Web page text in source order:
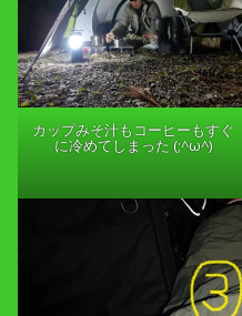
カップみそ汁もコーヒーもすぐ
に冷めてしまった (;^ω^)